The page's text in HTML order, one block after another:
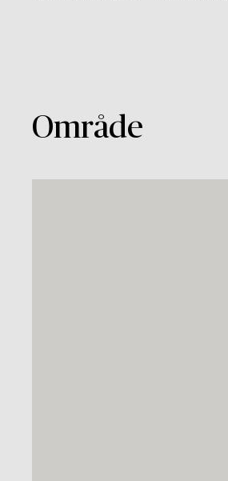
Område